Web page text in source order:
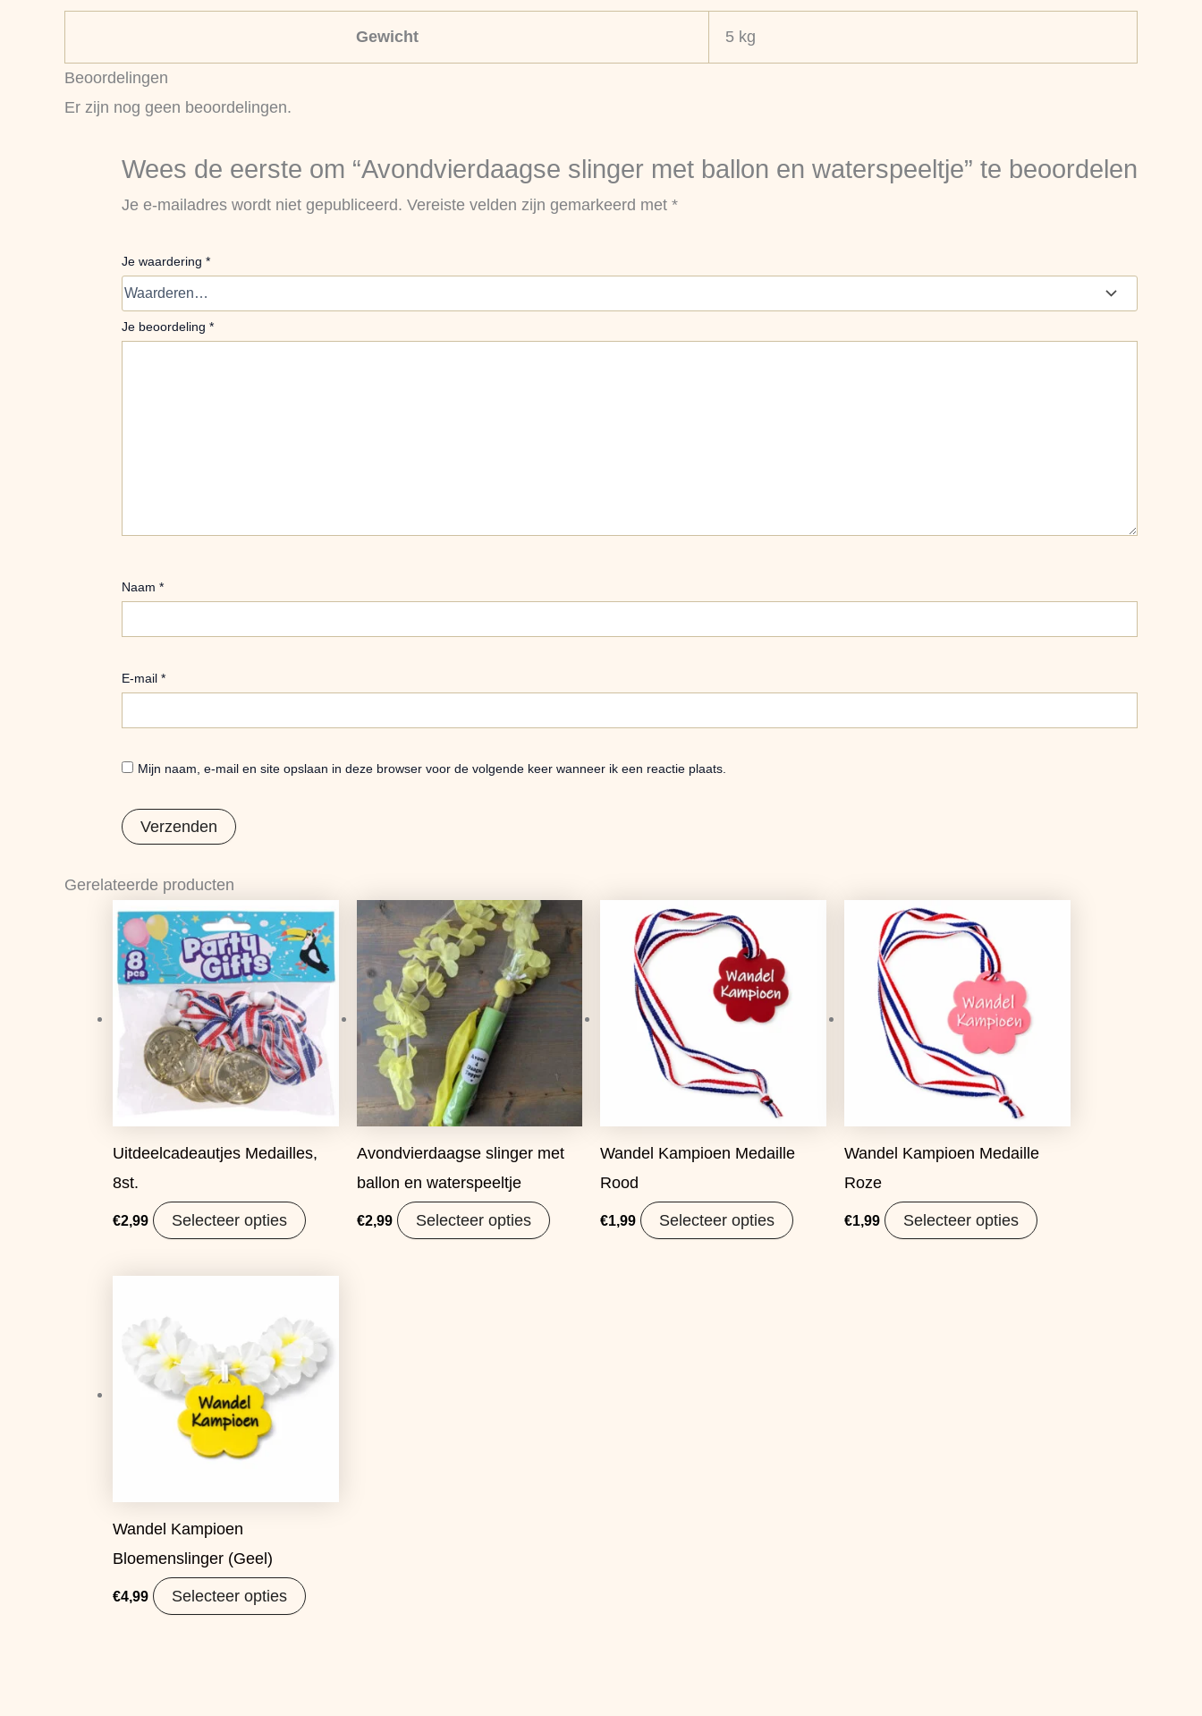
Gewicht 5 kg
Beoordelingen
Er zijn nog geen beoordelingen.
Wees de eerste om “Avondvierdaagse slinger met ballon en waterspeeltje” te beoordelen
Je e-mailadres wordt niet gepubliceerd. Vereiste velden zijn gemarkeerd met *
Je waardering *
Je beoordeling *
Naam *
E-mail *
Mijn naam, e-mail en site opslaan in deze browser voor de volgende keer wanneer ik een reactie plaats.
Gerelateerde producten
Uitdeelcadeautjes Medailles,
8st.
€2,99 Selecteer opties
Avondvierdaagse slinger met
ballon en waterspeeltje
€2,99 Selecteer opties
Wandel Kampioen Medaille
Rood
€1,99 Selecteer opties
Wandel Kampioen Medaille
Roze
€1,99 Selecteer opties
Wandel Kampioen
Bloemenslinger (Geel)
€4,99 Selecteer opties